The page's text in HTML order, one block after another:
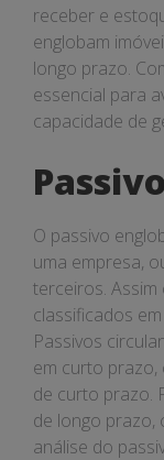
receber e
englobam
longo prazo.
essencial para
capacidade de
Passivo
O passivo
uma empresa,
terceiros.
classificados
Passivos
em curto
de curto prazo.
de longo prazo,
análise do